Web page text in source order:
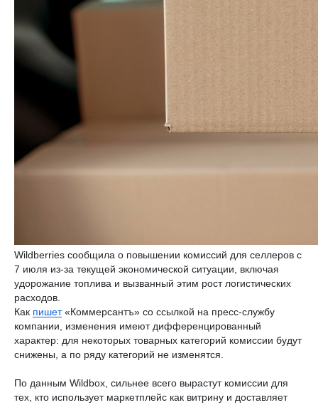
Wildberries сообщила о повышении комиссий для селлеров с
7 июля из-за текущей экономической ситуации, включая
удорожание топлива и вызванный этим рост логистических
расходов.
Как пишет«Коммерсантъ» со ссылкой на пресс-службу
компании, изменения имеют дифференцированный
характер: для некоторых товарных категорий комиссии будут
снижены, а по ряду категорий не изменятся.
По данным Wildbox, сильнее всего вырастут комиссии для
тех, кто использует маркетплейс как витрину и доставляет